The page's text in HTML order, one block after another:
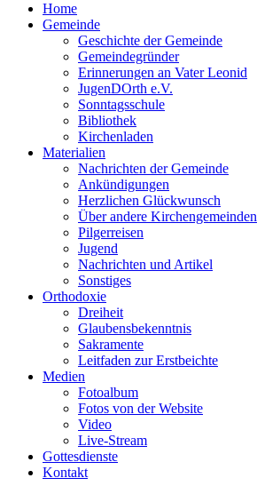
Home
Gemeinde
Geschichte der Gemeinde
Gemeindegründer
Erinnerungen an Vater Leonid
JugenDOrth e.V.
Sonntagsschule
Bibliothek
Kirchenladen
Materialien
Nachrichten der Gemeinde
Ankündigungen
Herzlichen Glückwunsch
Über andere Kirchengemeinden
Pilgerreisen
Jugend
Nachrichten und Artikel
Sonstiges
Orthodoxie
Dreiheit
Glaubensbekenntnis
Sakramente
Leitfaden zur Erstbeichte
Medien
Fotoalbum
Fotos von der Website
Video
Live-Stream
Gottesdienste
Kontakt